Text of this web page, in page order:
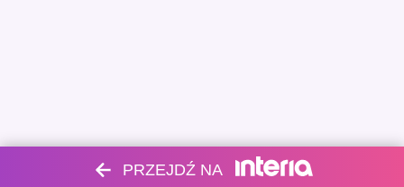
PRZEJDŹ NA